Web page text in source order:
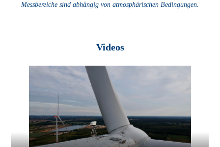
Messbereiche sind abhängig von atmosphärischen Bedingungen.
Videos